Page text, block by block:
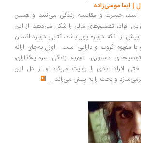
موسی‌زاده
حسرت و مقایسه زندگی می‌کنند و همین
تصمیم‌های مالی را شکل می‌دهد. از این
درباره پول باشد، کتابی درباره انسان
ثروت و دارایی است... اوزل به‌جای ارائه
تجربه زندگی سرمایه‌گذاران،
افراد عادی را روایت می‌کند و از دل این
و بحث را به پیش می‌راند...